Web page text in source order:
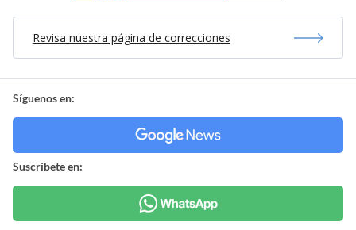
Revisa nuestra página de correcciones
Síguenos en:
Suscríbete en: